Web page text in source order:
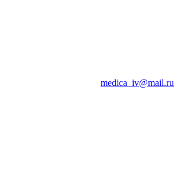
medica_iv@mail.ru